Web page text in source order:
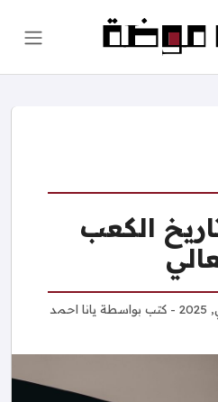
الكعب
- كتب بواسطة يانا احمد